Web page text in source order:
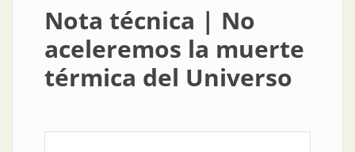
Nota técnica | No
aceleremos la muerte
térmica del Universo